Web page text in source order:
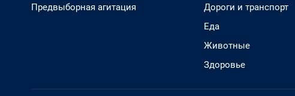
Предвыборная агитация
Дороги и транспорт
Еда
Животные
Здоровье